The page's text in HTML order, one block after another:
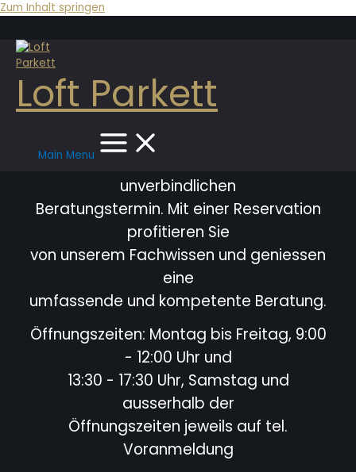
Zum Inhalt springen
Loft Parkett
Main Menu
Bitte vereinbaren Sie immer einen
unverbindlichen
Beratungstermin. Mit einer Reservation
profitieren Sie
von unserem Fachwissen und geniessen
eine
umfassende und kompetente Beratung.
Öffnungszeiten: Montag bis Freitag, 9:00
- 12:00 Uhr und
13:30 - 17:30 Uhr, Samstag und
ausserhalb der
Öffnungszeiten jeweils auf tel.
Voranmeldung